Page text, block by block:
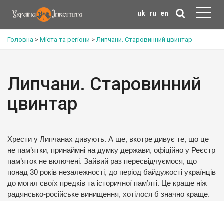
uk ru en
Головна > Міста та регіони >Липчани. Старовинний цвинтар
Липчани. Старовинний
цвинтар
Хрести у Липчанах дивують. А ще, вкотре дивує те, що це
не пам’ятки, принаймні на думку держави, офіційно у Реєстр
пам’яток не включені. Зайвий раз пересвідчуємося, що
понад 30 років незалежності, до період байдужості українців
до могил своїх предків та історичної пам’яті. Це краще ніж
радянсько-російське винищення, хотілося б значно краще.